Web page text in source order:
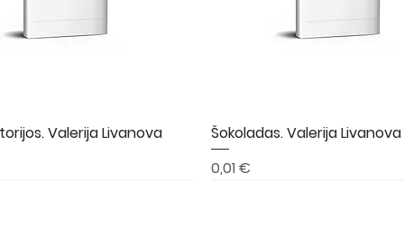
Greita peržiūra
Valerija Livanova
Greita peržiūra
Šokoladas. Valerija Livanova
Kaina
0,01 €